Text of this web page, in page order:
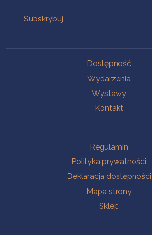
Dostępność
Wydarzenia
Wystawy
Kontakt
Regulamin
Polityka prywatności
Deklaracja dostępności
Mapa strony
Sklep